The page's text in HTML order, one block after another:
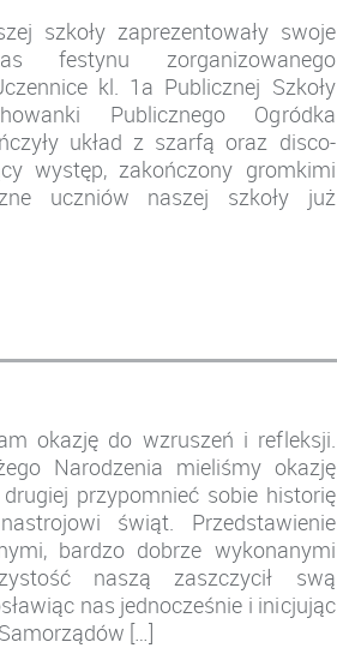
szkoły zaprezentowały swoje
festynu zorganizowanego
kl. 1a Publicznej Szkoły
Publicznego Ogródka
układ z szarfą oraz disco-
występ, zakończony gromkimi
uczniów naszej szkoły już
okazję do wzruszeń i refleksji.
Narodzenia mieliśmy okazję
przypomnieć sobie historię
świąt. Przedstawienie
bardzo dobrze wykonanymi
naszą zaszczycił swą
nas jednocześnie i inicjując
[…]